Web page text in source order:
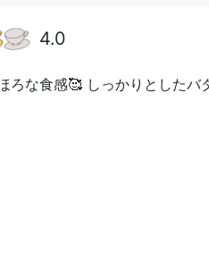
4.0
ろな食感🥰 しっかりとした